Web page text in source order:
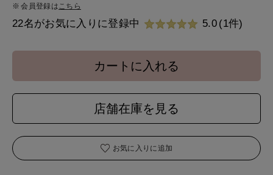
会員登録は こちら
22名がお気に入りに登録中 5.0 (1件)
カートに入れる
店舗在庫を見る
お気に入りに追加